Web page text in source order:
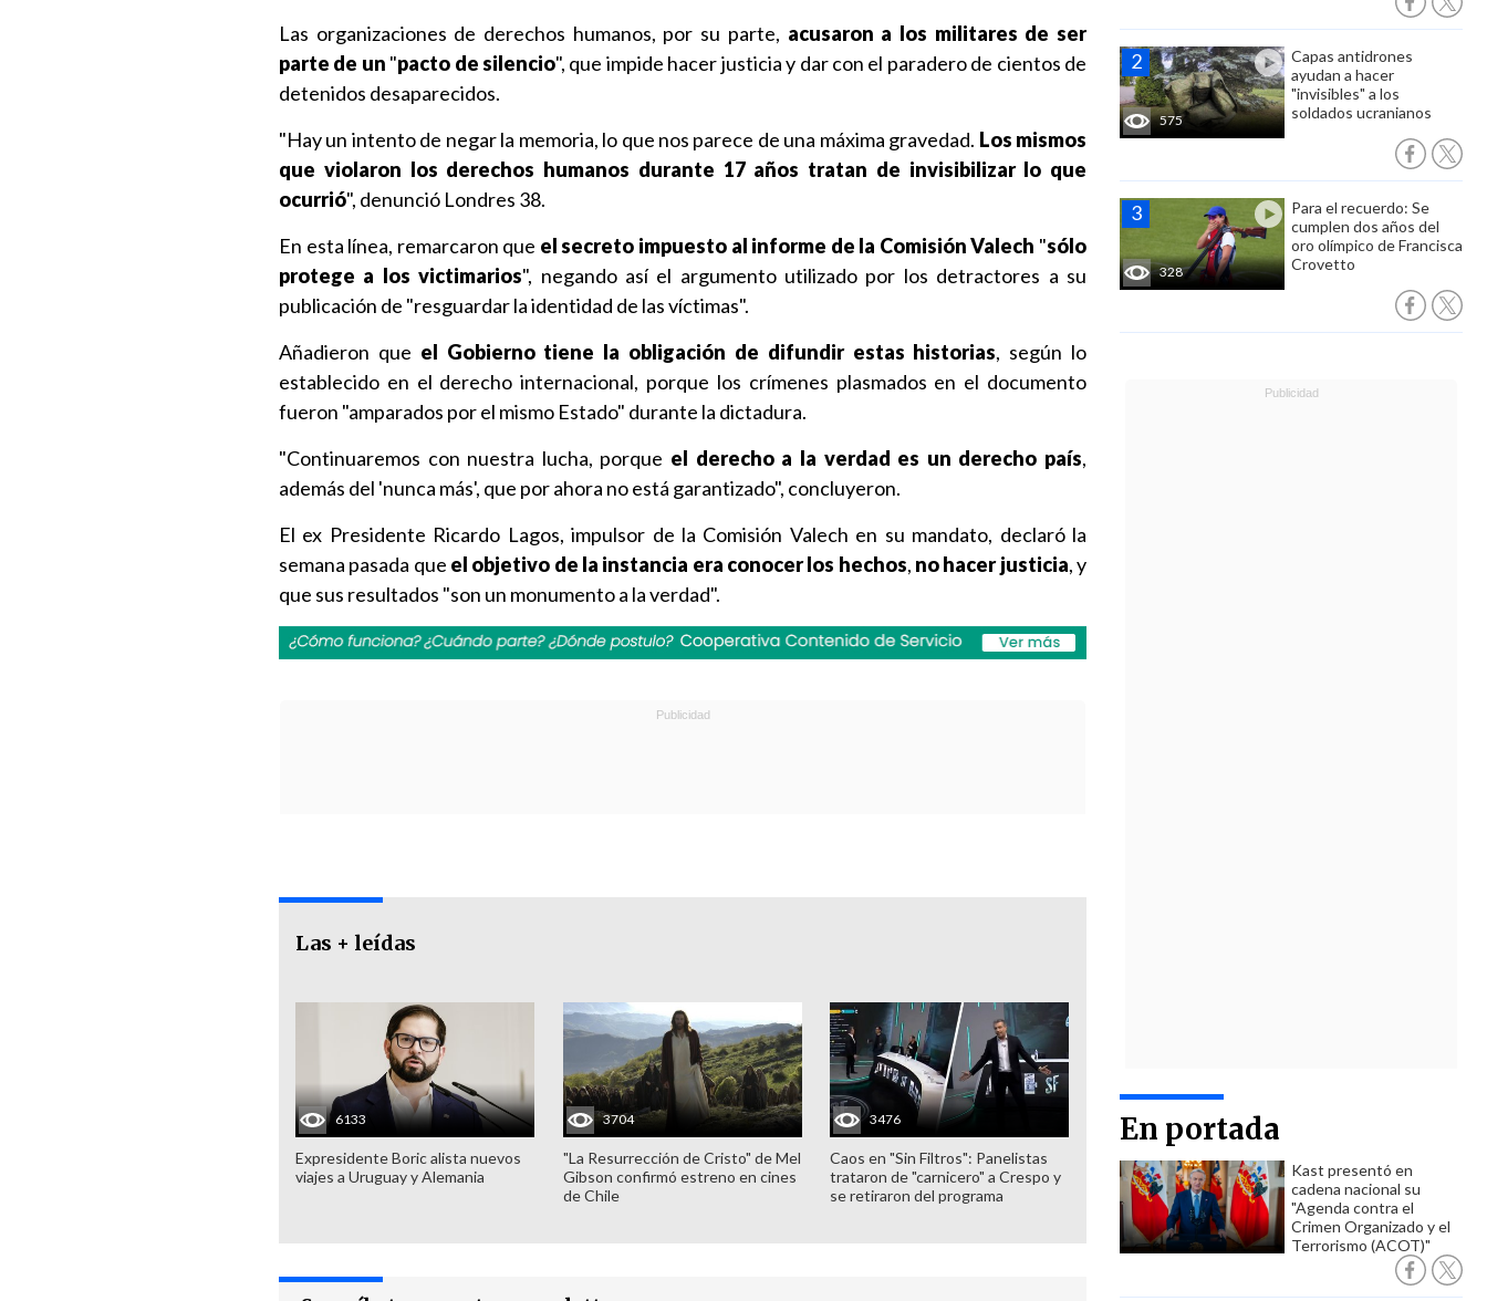
575
Capas antidrones
ayudan a hacer
"invisibles" a los
soldados ucranianos
328
Para el recuerdo: Se
cumplen dos años del
oro olímpico de Francisca
Crovetto
En portada
Kast presentó en
cadena nacional su
"Agenda contra el
Crimen Organizado y el
Terrorismo (ACOT)"
Las organizaciones de derechos humanos, por su parte, acusaron a los militares de ser
parte de un "pacto de silencio", que impide hacer justicia y dar con el paradero de cientos de
detenidos desaparecidos.
"Hay un intento de negar la memoria, lo que nos parece de una máxima gravedad. Los mismos
que violaron los derechos humanos durante 17 años tratan de invisibilizar lo que
ocurrió", denunció Londres 38.
En esta línea, remarcaron que el secreto impuesto al informe de la Comisión Valech "sólo
protege a los victimarios", negando así el argumento utilizado por los detractores a su
publicación de "resguardar la identidad de las víctimas".
Añadieron que el Gobierno tiene la obligación de difundir estas historias, según lo
establecido en el derecho internacional, porque los crímenes plasmados en el documento
fueron "amparados por el mismo Estado" durante la dictadura.
"Continuaremos con nuestra lucha, porque el derecho a la verdad es un derecho país,
además del 'nunca más', que por ahora no está garantizado", concluyeron.
El ex Presidente Ricardo Lagos, impulsor de la Comisión Valech en su mandato, declaró la
semana pasada que el objetivo de la instancia era conocer los hechos, no hacer justicia, y
que sus resultados "son un monumento a la verdad".
Las + leídas
6133
Expresidente Boric alista nuevos
viajes a Uruguay y Alemania
3704
"La Resurrección de Cristo" de Mel
Gibson confirmó estreno en cines
de Chile
3476
Caos en "Sin Filtros": Panelistas
trataron de "carnicero" a Crespo y
se retiraron del programa